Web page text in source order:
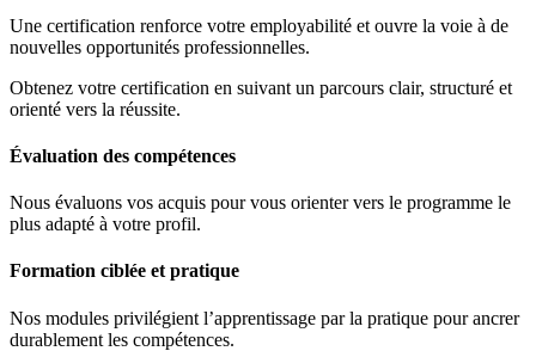
Une certification renforce votre employabilité et ouvre la voie à de
nouvelles opportunités professionnelles.
Obtenez votre certification en suivant un parcours clair, structuré et
orienté vers la réussite.
Évaluation des compétences
Nous évaluons vos acquis pour vous orienter vers le programme le
plus adapté à votre profil.
Formation ciblée et pratique
Nos modules privilégient l’apprentissage par la pratique pour ancrer
durablement les compétences.